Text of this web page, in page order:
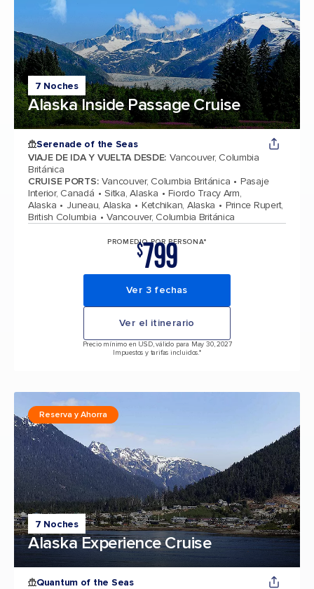
7 Noches
Alaska Inside Passage Cruise
Serenade of the Seas
VIAJE DE IDA Y VUELTA DESDE: Vancouver, Columbia
Británica
CRUISE PORTS: Vancouver, Columbia Británica
Pasaje
Interior, Canadá
Sitka, Alaska
Fiordo Tracy Arm,
Alaska
Juneau, Alaska Ketchikan, Alaska
Prince Rupert,
British Columbia
Vancouver, Columbia Británica
PROMEDIO POR PERSONA*
$799
Ver 3 fechas
Ver el itinerario
Precio mínimo en USD, válido para May 30, 2027
Impuestos y tarifas incluidos.*
7 Noches
Alaska Experience Cruise
Reserva y Ahorra
Quantum of the Seas